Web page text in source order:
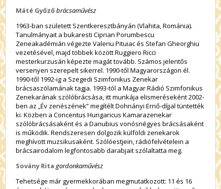
Máté Győzőbrácsaművész
1963-ban született Szentkeresztbányán (Vlahita, Románia).
Tanulmányait a bukaresti Ciprian Porumbescu
Zeneakadémián végezte Valeriu Pituiac és Stefan Gheorghiu
vezetésével, majd többek között Ruggiero Ricci
mesterkurzusán képezte magát tovább. Számos jelentős
versenyen szerepelt sikerrel. 1990-től Magyarországon él.
1990-től 1992-ig a Szegedi Szimfonikus Zenekar
brácsaszólamának tagja. 1993-tól a Magyar Rádió Szimfonikus
Zenekarának szólóbrácsása, itt munkája elismeréseként 2002-
ben az „Év zenészének” megítélt Dohnányi Ernő-díjjal tüntették
ki. Közben a Concentus Hungaricus Kamarazenekar
szólóbrácsásaként és a Danubius vonósnégyes brácsásaként
is működik. Rendszeresen dolgozik külföldi zenekarok
meghívott muzsikusaként. Szólóestjein, rádiófelvételein a
brácsairodalom legfontosabb darabjait szólaltatta meg.
Sovány Ritagordonkaművész
Tehetsége már gyermekkorában megmutatkozott: 11 és 16